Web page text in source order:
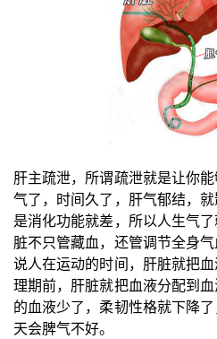
肝主疏泄，所谓疏泄就是让你
气了，时间久了，肝气郁结，
是消化功能就差，所以人生气
脏不只管藏血，还管调节全身
说人在运动的时间，肝脏就把
理期前，肝脏就把血液分配到
的血液少了，柔韧性格就下降
天会脾气不好。